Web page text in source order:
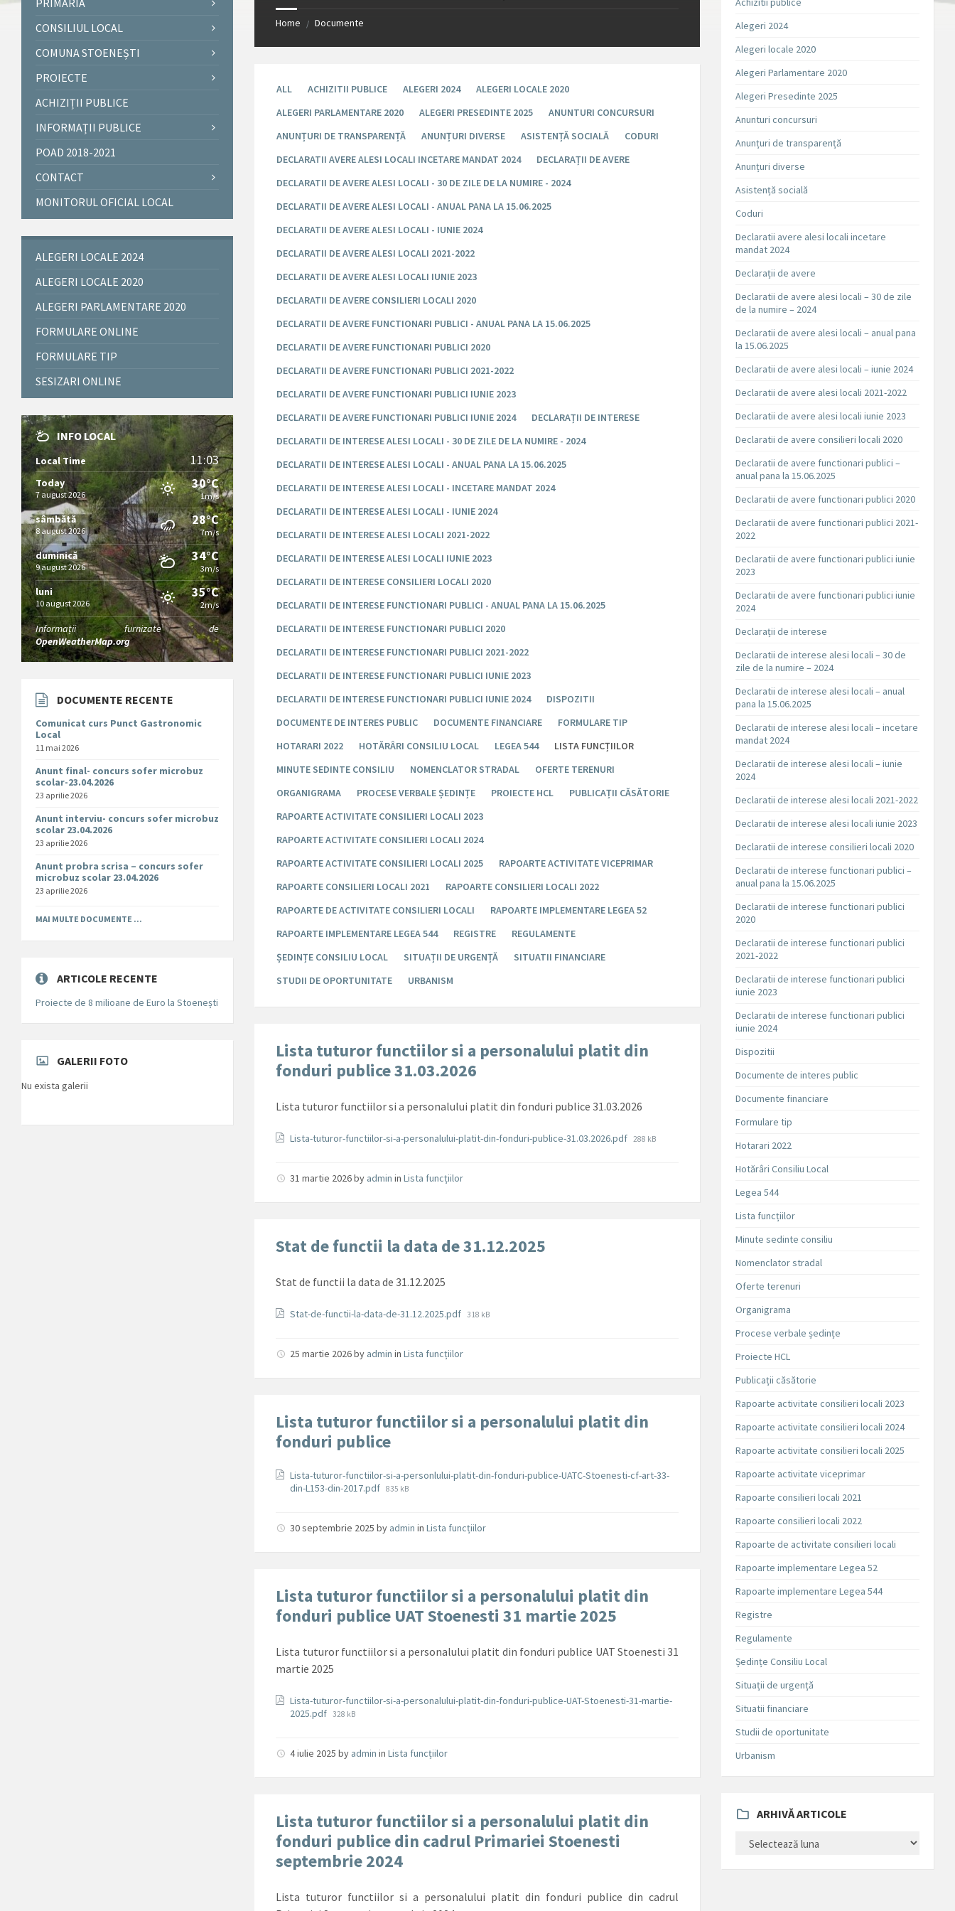
Home / Documente
ALL ACHIZITII PUBLICE ALEGERI 2024
ALEGERI LOCALE 2020
ALEGERI PARLAMENTARE 2020
ALEGERI PRESEDINTE 2025
ANUNTURI CONCURSURI
ANUNȚURI DE TRANSPARENȚĂ
ANUNȚURI DIVERSE ASISTENȚĂ SOCIALĂ
CODURI
DECLARATII AVERE ALESI LOCALI INCETARE MANDAT 2024
DECLARAȚII DE AVERE
DECLARATII DE AVERE ALESI LOCALI - 30 DE ZILE DE LA NUMIRE - 2024
DECLARATII DE AVERE ALESI LOCALI - ANUAL PANA LA 15.06.2025
DECLARATII DE AVERE ALESI LOCALI - IUNIE 2024
DECLARATII DE AVERE ALESI LOCALI 2021-2022
DECLARATII DE AVERE ALESI LOCALI IUNIE 2023
DECLARATII DE AVERE CONSILIERI LOCALI 2020
DECLARATII DE AVERE FUNCTIONARI PUBLICI - ANUAL PANA LA 15.06.2025
DECLARATII DE AVERE FUNCTIONARI PUBLICI 2020
DECLARATII DE AVERE FUNCTIONARI PUBLICI 2021-2022
DECLARATII DE AVERE FUNCTIONARI PUBLICI IUNIE 2023
DECLARATII DE AVERE FUNCTIONARI PUBLICI IUNIE 2024
DECLARAȚII DE INTERESE
DECLARATII DE INTERESE ALESI LOCALI - 30 DE ZILE DE LA NUMIRE - 2024
DECLARATII DE INTERESE ALESI LOCALI - ANUAL PANA LA 15.06.2025
DECLARATII DE INTERESE ALESI LOCALI - INCETARE MANDAT 2024
DECLARATII DE INTERESE ALESI LOCALI - IUNIE 2024
DECLARATII DE INTERESE ALESI LOCALI 2021-2022
DECLARATII DE INTERESE ALESI LOCALI IUNIE 2023
DECLARATII DE INTERESE CONSILIERI LOCALI 2020
DECLARATII DE INTERESE FUNCTIONARI PUBLICI - ANUAL PANA LA 15.06.2025
DECLARATII DE INTERESE FUNCTIONARI PUBLICI 2020
DECLARATII DE INTERESE FUNCTIONARI PUBLICI 2021-2022
DECLARATII DE INTERESE FUNCTIONARI PUBLICI IUNIE 2023
DECLARATII DE INTERESE FUNCTIONARI PUBLICI IUNIE 2024
DISPOZITII
DOCUMENTE DE INTERES PUBLIC
DOCUMENTE FINANCIARE
FORMULARE TIP
HOTARARI 2022
HOTĂRÂRI CONSILIU LOCAL LEGEA 544
LISTA FUNCȚIILOR
MINUTE SEDINTE CONSILIU
NOMENCLATOR STRADAL
OFERTE TERENURI
ORGANIGRAMA
PROCESE VERBALE ȘEDINȚE PROIECTE HCL
PUBLICAȚII CĂSĂTORIE
RAPOARTE ACTIVITATE CONSILIERI LOCALI 2023
RAPOARTE ACTIVITATE CONSILIERI LOCALI 2024
RAPOARTE ACTIVITATE CONSILIERI LOCALI 2025
RAPOARTE ACTIVITATE VICEPRIMAR
RAPOARTE CONSILIERI LOCALI 2021
RAPOARTE CONSILIERI LOCALI 2022
RAPOARTE DE ACTIVITATE CONSILIERI LOCALI
RAPOARTE IMPLEMENTARE LEGEA 52
RAPOARTE IMPLEMENTARE LEGEA 544
REGISTRE
REGULAMENTE
ȘEDINȚE CONSILIU LOCAL
SITUAȚII DE URGENȚĂ
SITUATII FINANCIARE
STUDII DE OPORTUNITATE
URBANISM
Lista tuturor functiilor si a personalului platit din
fonduri publice 31.03.2026
Lista tuturor functiilor si a personalului platit din fonduri publice 31.03.2026
Documente
Lista-tuturor-functiilor-si-a-personalului-platit-din-fonduri-publice-31.03.2026.pdf File
288 kB
31 martie 2026by admin inLista funcțiilor
Stat de functii la data de 31.12.2025
Stat de functii la data de 31.12.2025
Documente
Stat-de-functii-la-data-de-31.12.2025.pdf File
318 kB
25 martie 2026by admin inLista funcțiilor
Lista tuturor functiilor si a personalului platit din
fonduri publice
Documente
Lista-tuturor-functiilor-si-a-personlului-platit-din-fonduri-publice-UATC-Stoenesti-cf-art-33-
din-L153-din-2017.pdf File
835 kB
30 septembrie 2025by admin inLista funcțiilor
Lista tuturor functiilor si a personalului platit din
fonduri publice UAT Stoenesti 31 martie 2025
Lista tuturor functiilor si a personalului platit din fonduri publice UAT Stoenesti 31
martie 2025
Documente
Lista-tuturor-functiilor-si-a-personalului-platit-din-fonduri-publice-UAT-Stoenesti-31-martie-
2025.pdf File
328 kB
4 iulie 2025by admin inLista funcțiilor
Lista tuturor functiilor si a personalului platit din
fonduri publice din cadrul Primariei Stoenesti
septembrie 2024
Lista tuturor functiilor si a personalului platit din fonduri publice din cadrul
PRIMĂRIA
CONSILIUL LOCAL
COMUNA STOENEȘTI
PROIECTE
ACHIZIȚII PUBLICE
INFORMAȚII PUBLICE
POAD 2018-2021
CONTACT
MONITORUL OFICIAL LOCAL
ALEGERI LOCALE 2024
ALEGERI LOCALE 2020
ALEGERI PARLAMENTARE 2020
FORMULARE ONLINE
FORMULARE TIP
SESIZARI ONLINE
INFO LOCAL
Local Time 11:03
Today
7 august 2026
30°C
1m/s
sâmbătă
8 august 2026
28°C
7m/s
duminică
9 august 2026
34°C
3m/s
luni
10 august 2026
35°C
2m/s
Informații furnizate de
OpenWeatherMap.org
DOCUMENTE RECENTE
Comunicat curs Punct Gastronomic
Local
11 mai 2026
Anunt final- concurs sofer microbuz
scolar-23.04.2026
23 aprilie 2026
Anunt interviu- concurs sofer microbuz
scolar 23.04.2026
23 aprilie 2026
Anunt probra scrisa – concurs sofer
microbuz scolar 23.04.2026
23 aprilie 2026
MAI MULTE DOCUMENTE ...
ARTICOLE RECENTE
Proiecte de 8 milioane de Euro la Stoenești
GALERII FOTO
Nu exista galerii
Alegeri 2024
Alegeri locale 2020
Alegeri Parlamentare 2020
Alegeri Presedinte 2025
Anunturi concursuri
Anunțuri de transparență
Anunțuri diverse
Asistență socială
Coduri
Declaratii avere alesi locali incetare
mandat 2024
Declarații de avere
Declaratii de avere alesi locali – 30 de zile
de la numire – 2024
Declaratii de avere alesi locali – anual pana
la 15.06.2025
Declaratii de avere alesi locali – iunie 2024
Declaratii de avere alesi locali 2021-2022
Declaratii de avere alesi locali iunie 2023
Declaratii de avere consilieri locali 2020
Declaratii de avere functionari publici –
anual pana la 15.06.2025
Declaratii de avere functionari publici 2020
Declaratii de avere functionari publici 2021-
2022
Declaratii de avere functionari publici iunie
2023
Declaratii de avere functionari publici iunie
2024
Declarații de interese
Declaratii de interese alesi locali – 30 de
zile de la numire – 2024
Declaratii de interese alesi locali – anual
pana la 15.06.2025
Declaratii de interese alesi locali – incetare
mandat 2024
Declaratii de interese alesi locali – iunie
2024
Declaratii de interese alesi locali 2021-2022
Declaratii de interese alesi locali iunie 2023
Declaratii de interese consilieri locali 2020
Declaratii de interese functionari publici –
anual pana la 15.06.2025
Declaratii de interese functionari publici
2020
Declaratii de interese functionari publici
2021-2022
Declaratii de interese functionari publici
iunie 2023
Declaratii de interese functionari publici
iunie 2024
Dispozitii
Documente de interes public
Documente financiare
Formulare tip
Hotarari 2022
Hotărâri Consiliu Local
Legea 544
Lista funcțiilor
Minute sedinte consiliu
Nomenclator stradal
Oferte terenuri
Organigrama
Procese verbale ședințe
Proiecte HCL
Publicații căsătorie
Rapoarte activitate consilieri locali 2023
Rapoarte activitate consilieri locali 2024
Rapoarte activitate consilieri locali 2025
Rapoarte activitate viceprimar
Rapoarte consilieri locali 2021
Rapoarte consilieri locali 2022
Rapoarte de activitate consilieri locali
Rapoarte implementare Legea 52
Rapoarte implementare Legea 544
Registre
Regulamente
Ședințe Consiliu Local
Situații de urgență
Situatii financiare
Studii de oportunitate
Urbanism
ARHIVĂ ARTICOLE
ARTICOLE